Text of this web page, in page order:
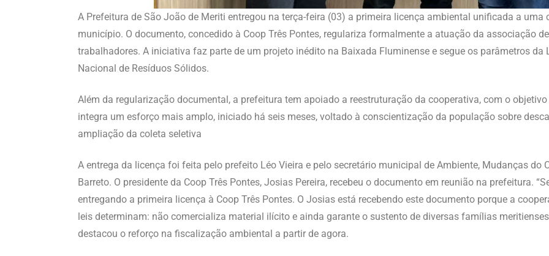
A Prefeitura de São João de Meriti entregou na terça-feira (03) a primeira licença ambiental unificada a uma
município. O documento, concedido à Coop Três Pontes, regulariza formalmente a atuação da associação
trabalhadores. A iniciativa faz parte de um projeto inédito na Baixada Fluminense e segue os parâmetros
Nacional de Resíduos Sólidos.
Além da regularização documental, a prefeitura tem apoiado a reestruturação da cooperativa, com o
integra um esforço mais amplo, iniciado há seis meses, voltado à conscientização da população sobre
ampliação da coleta seletiva
A entrega da licença foi feita pelo prefeito Léo Vieira e pelo secretário municipal de Ambiente, Mudanças do
Barreto. O presidente da Coop Três Pontes, Josias Pereira, recebeu o documento em reunião na prefeitura.
entregando a primeira licença à Coop Três Pontes. O Josias está recebendo este documento porque a
leis determinam: não comercializa material ilícito e ainda garante o sustento de diversas famílias
destacou o reforço na fiscalização ambiental a partir de agora.